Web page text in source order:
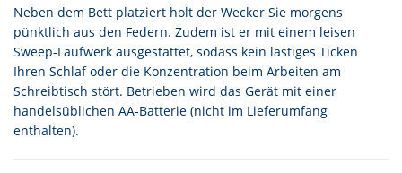
Neben dem Bett platziert holt der Wecker Sie morgens
pünktlich aus den Federn. Zudem ist er mit einem leisen
Sweep-Laufwerk ausgestattet, sodass kein lästiges Ticken
Ihren Schlaf oder die Konzentration beim Arbeiten am
Schreibtisch stört. Betrieben wird das Gerät mit einer
handelsüblichen AA-Batterie (nicht im Lieferumfang
enthalten).